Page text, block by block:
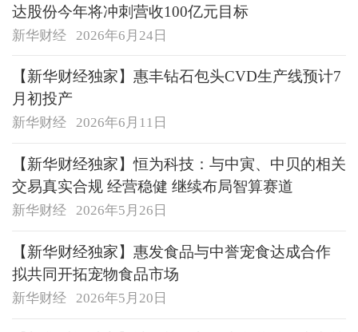
达股份今年将冲刺营收100亿元目标
新华财经 2026年6月24日
【新华财经独家】惠丰钻石包头CVD生产线预计7
月初投产
新华财经 2026年6月11日
【新华财经独家】恒为科技：与中寅、中贝的相关
交易真实合规 经营稳健 继续布局智算赛道
新华财经 2026年5月26日
【新华财经独家】惠发食品与中誉宠食达成合作
拟共同开拓宠物食品市场
新华财经 2026年5月20日